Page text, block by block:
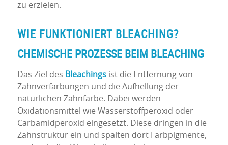
zu erzielen.
WIE FUNKTIONIERT BLEACHING?
CHEMISCHE PROZESSE BEIM BLEACHING
Das Ziel des Bleachingsist die Entfernung von
Zahnverfärbungen und die Aufhellung der
natürlichen Zahnfarbe. Dabei werden
Oxidationsmittel wie Wasserstoffperoxid oder
Carbamidperoxid eingesetzt. Diese dringen in die
Zahnstruktur ein und spalten dort Farbpigmente,